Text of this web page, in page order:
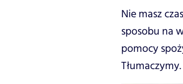
Nie masz
sposobu na
pomocy
Tłumaczymy.